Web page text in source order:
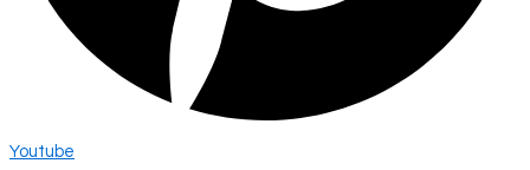
Youtube